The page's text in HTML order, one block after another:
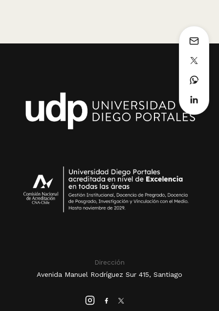
Dirección
Avenida Manuel Rodríguez Sur 415, Santiago